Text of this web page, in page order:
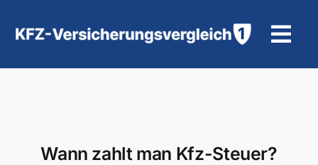
Inhalt
Wann zahlt man Kfz-Steuer?